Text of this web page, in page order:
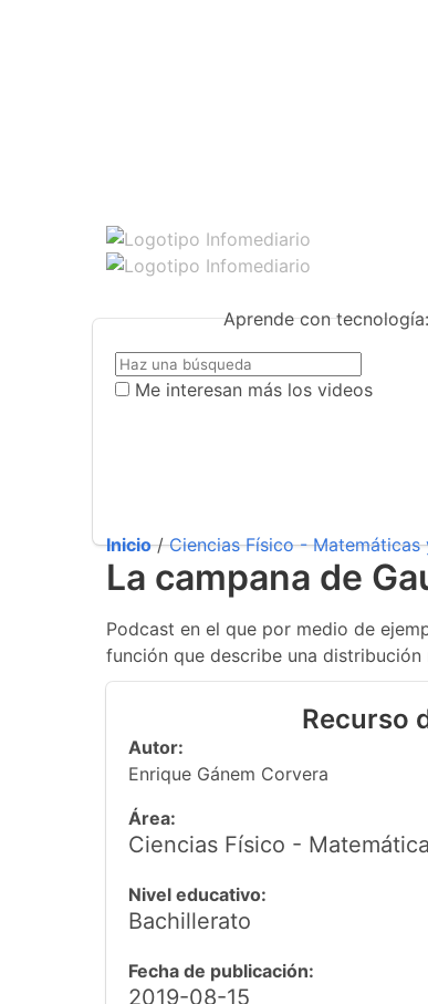
Aprende con
Me interesan más los videos
Inicio/Ciencias Físico - Matemáticas
La campana de
Podcast en el que por medio de
función que describe una distribución
Recurso
Autor:
Enrique Gánem Corvera
Área:
Ciencias Físico -
Nivel educativo:
Bachillerato
Fecha de publicación:
2019-08-15